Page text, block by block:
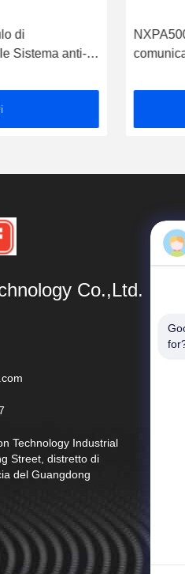
di
Sistema anti-
Co.,Ltd.
Technology Industrial
Street, distretto di
del Guangdong